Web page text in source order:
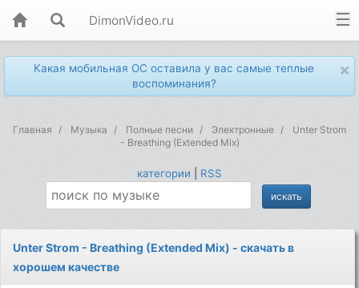
DimonVideo.ru
×
Какая мобильная ОС оставила у вас самые теплые
воспоминания?
Главная Музыка Полные песни Электронные
Unter Strom
- Breathing (Extended Mix)
категории RSS
Unter Strom - Breathing (Extended Mix) - скачать в
хорошем качестве